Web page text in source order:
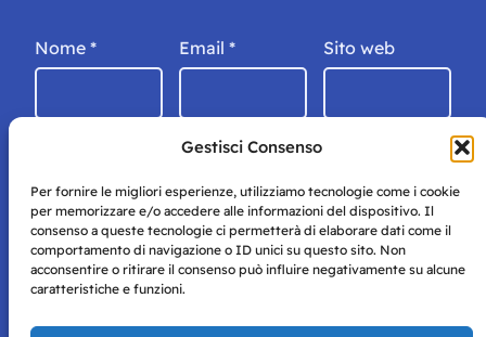
Gestisci Consenso
Per fornire le migliori esperienze, utilizziamo tecnologie come i cookie
per memorizzare e/o accedere alle informazioni del dispositivo. Il
consenso a queste tecnologie ci permetterà di elaborare dati come il
comportamento di navigazione o ID unici su questo sito. Non
acconsentire o ritirare il consenso può influire negativamente su alcune
caratteristiche e funzioni.
Nome * Email * Sito web